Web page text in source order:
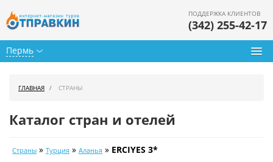
Пермь
ПОДДЕРЖКА КЛИЕНТОВ
(342) 255-42-17
Календарь туров
ГЛАВНАЯ СТРАНЫ
Каталог стран и отелей
Страны » Турция » Аланья » ERCIYES 3*